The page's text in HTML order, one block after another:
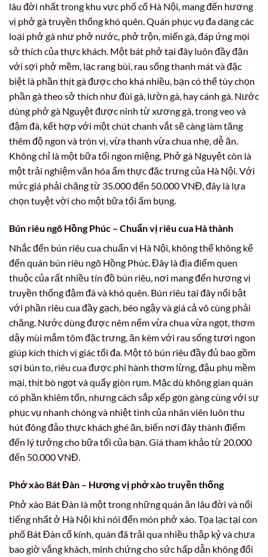
lâu đời nhất trong khu vực phố cổ Hà Nội, mang đến hương
vị phở gà truyền thống khó quên. Quán phục vụ đa dạng các
loại phở gà như phở nước, phở trộn, miến gà, đáp ứng mọi
sở thích của thực khách. Một bát phở tại đây luôn đầy đặn
với sợi phở mềm, lạc rang bùi, rau sống thanh mát và đặc
biệt là phần thịt gà được cho khá nhiều, bạn có thể tùy chọn
phần gà theo sở thích như đùi gà, lườn gà, hay cánh gà. Nước
dùng phở gà Nguyệt được ninh từ xương gà, trong veo và
đậm đà, kết hợp với một chút chanh vắt sẽ càng làm tăng
thêm độ ngon và tròn vị, vừa thanh vừa chua nhẹ, dễ ăn.
Không chỉ là một bữa tối ngon miệng, Phở gà Nguyệt còn là
một trải nghiệm văn hóa ẩm thực đặc trưng của Hà Nội. Với
mức giá phải chăng từ 35.000 đến 50.000 VNĐ, đây là lựa
chọn tuyệt vời cho một bữa tối ấm bụng.
Bún riêu ngõ Hồng Phúc – Chuẩn vị riêu cua Hà thành
Nhắc đến bún riêu cua chuẩn vị Hà Nội, không thể không kể
đến quán bún riêu ngõ Hồng Phúc. Đây là địa điểm quen
thuộc của rất nhiều tín đồ bún riêu, nơi mang đến hương vị
truyền thống đậm đà và khó quên. Bún riêu tại đây nổi bật
với phần riêu cua đầy gạch, béo ngậy và giá cả vô cùng phải
chăng. Nước dùng được nêm nếm vừa chua vừa ngọt, thơm
dậy mùi mắm tôm đặc trưng, ăn kèm với rau sống tươi ngon
giúp kích thích vị giác tối đa. Một tô bún riêu đầy đủ bao gồm
sợi bún to, riêu cua được phi hành thơm lừng, đậu phụ mềm
mại, thịt bò ngọt và quẩy giòn rụm. Mặc dù không gian quán
có phần khiêm tốn, nhưng cách sắp xếp gọn gàng cùng với sự
phục vụ nhanh chóng và nhiệt tình của nhân viên luôn thu
hút đông đảo thực khách ghé ăn, biến nơi đây thành điểm
đến lý tưởng cho bữa tối của bạn. Giá tham khảo từ 20.000
đến 50.000 VNĐ.
Phở xào Bát Đàn – Hương vị phở xào truyền thống
Phở xào Bát Đàn là một trong những quán ăn lâu đời và nổi
tiếng nhất ở Hà Nội khi nói đến món phở xào. Tọa lạc tại con
phố Bát Đàn cổ kính, quán đã trải qua nhiều thập kỷ và chưa
bao giờ vắng khách, minh chứng cho sức hấp dẫn không đổi